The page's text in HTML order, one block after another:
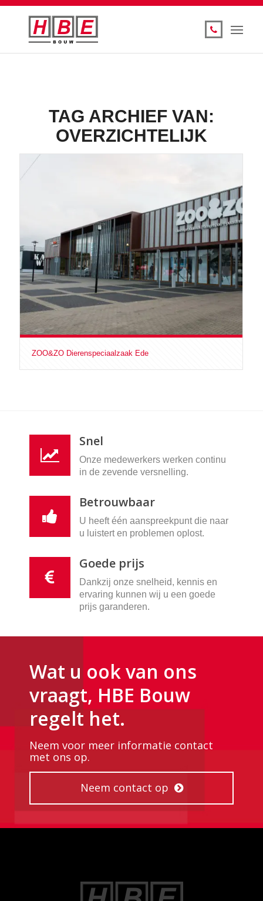
TAG ARCHIEF VAN:
OVERZICHTELIJK
ZOO&ZO Dierenspeciaalzaak Ede
Snel
Onze medewerkers werken continu
in de zevende versnelling.
Betrouwbaar
U heeft één aanspreekpunt die naar
u luistert en problemen oplost.
Goede prijs
Dankzij onze snelheid, kennis en
ervaring kunnen wij u een goede
prijs garanderen.
Wat u ook van ons
vraagt, HBE Bouw
regelt het.
Neem voor meer informatie contact
met ons op.
Neem contact op